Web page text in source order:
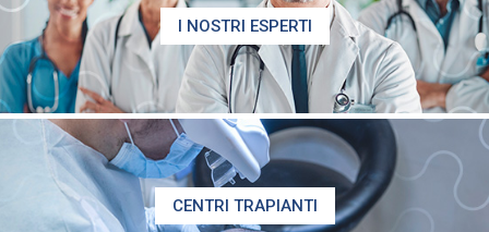
I NOSTRI ESPERTI
CENTRI TRAPIANTI